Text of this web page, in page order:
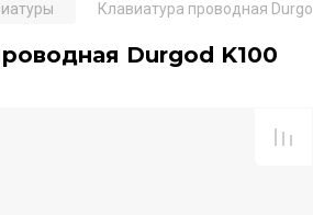
Клавиатура проводная
Durgod K100